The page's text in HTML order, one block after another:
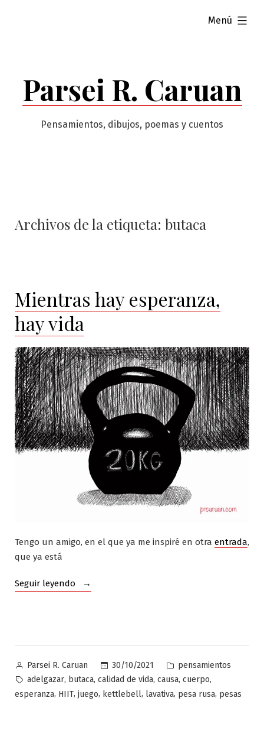
Parsei R. Caruan
Pensamientos, dibujos, poemas y cuentos
Menú
ampliado
Archivos de la etiqueta: butaca
Mientras hay esperanza,
hay vida
Tengo un amigo, en el que ya me inspiré en otra entrada,
que ya está
Seguir leyendo
«Mientras
Publicado
por
Parsei R. Caruan 30/10/2021
Publicado
en
pensamientos
Etiquetas:
adelgazar, butaca, calidad de vida, causa, cuerpo,
esperanza, HIIT, juego, kettlebell, lavativa, pesa rusa, pesas